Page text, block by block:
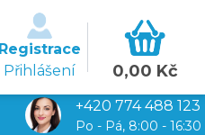
Registrace
Přihlášení
0,00 Kč
+420 774 488 123
Po - Pá, 8:00 - 16:30